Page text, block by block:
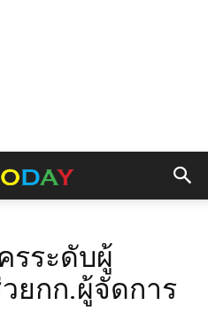
รระดับผู้
ยกก.ผู้จัดการ